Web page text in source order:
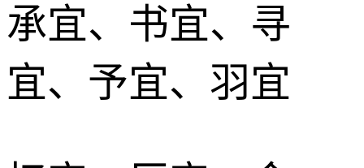
承宜、书宜、寻
宜、予宜、羽宜